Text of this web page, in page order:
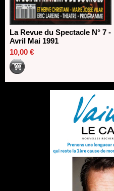
La Revue du Spectacle N° 7 -
Avril Mai 1991
10,00 €